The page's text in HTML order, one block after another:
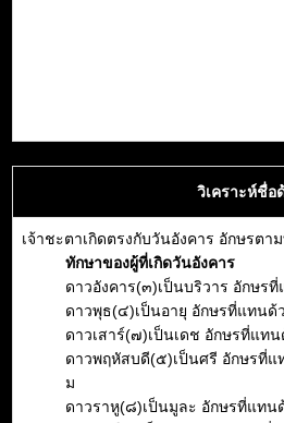
วิเคราะห์ชื่อ
เจ้าชะตาเกิดตรงกับวันอังคาร อักษรตา
ทักษาของผู้ที่เกิดวันอังคาร
ดาวอังคาร(๓)เป็นบริวาร อักษ
ดาวพุธ(๔)เป็นอายุ อักษรที่แทน
ดาวเสาร์(๗)เป็นเดช อักษรที่แท
ดาวพฤหัสบดี(๕)เป็นศรี อักษรที่
ม
ดาวราหู(๘)เป็นมูละ อักษรที่แทน